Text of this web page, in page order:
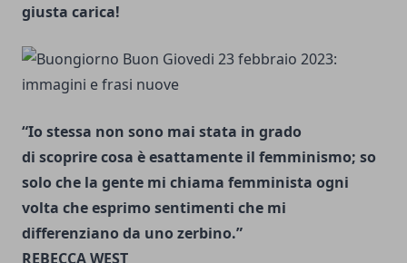
giusta carica!
“Io stessa non sono mai stata in grado
di scoprire cosa è esattamente il femminismo; so
solo che la gente mi chiama femminista ogni
volta che esprimo sentimenti che mi
differenziano da uno zerbino.”
REBECCA WEST